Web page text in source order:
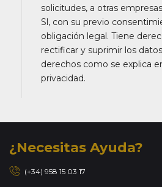
solicitudes, a otras
Sl, con su previo
obligación legal. Tiene
rectificar y suprimir los
derechos como se explica
privacidad.
¿Necesitas Ayuda?
(+34) 958 15 03 17